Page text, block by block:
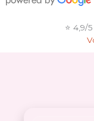
⭐ 4,9/